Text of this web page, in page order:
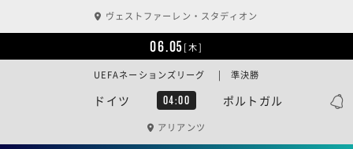
ヴェストファーレン・スタディオン
06.05[木]
ドイツ 04:00 ポルトガル
UEFAネーションズリーグ | 準決勝
アリアンツ